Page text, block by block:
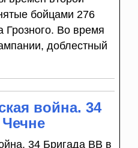
бойцами 276
Во время
доблестный
война. 34
34 Бригада ВВ в